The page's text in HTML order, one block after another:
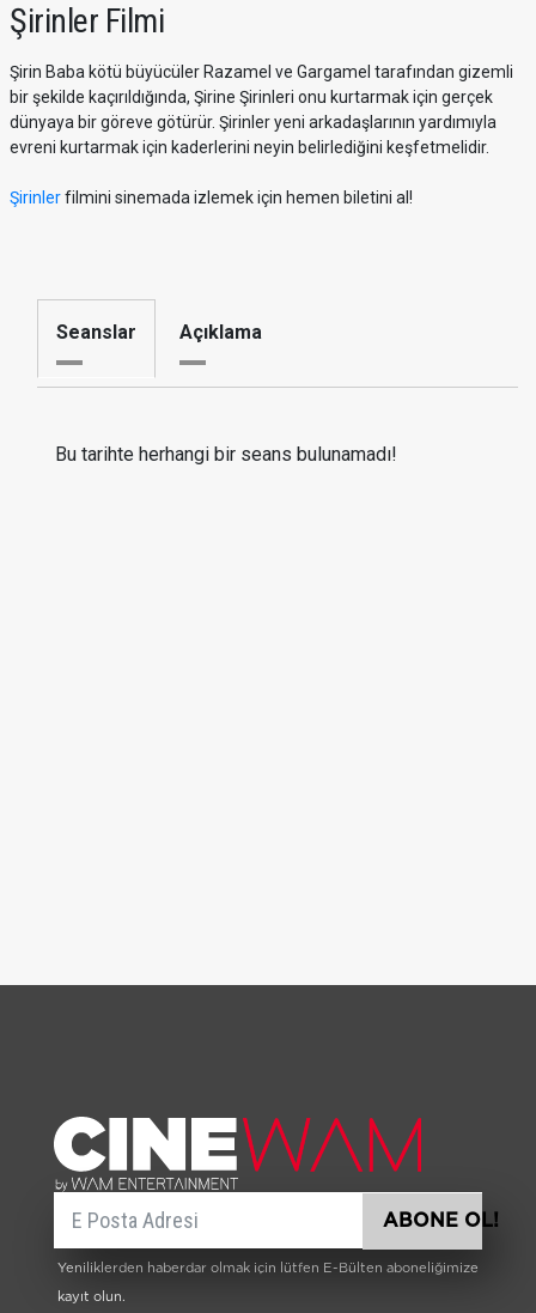
Şirinler Filmi
Şirin Baba kötü büyücüler Razamel ve Gargamel tarafından gizemli
bir şekilde kaçırıldığında, Şirine Şirinleri onu kurtarmak için gerçek
dünyaya bir göreve götürür. Şirinler yeni arkadaşlarının yardımıyla
evreni kurtarmak için kaderlerini neyin belirlediğini keşfetmelidir.
Şirinlerfilmini sinemada izlemek için hemen biletini al!
Seanslar Açıklama
Bu tarihte herhangi bir seans bulunamadı!
ABONE OL!
Yeniliklerden haberdar olmak için lütfen E-Bülten aboneliğimize
kayıt olun.